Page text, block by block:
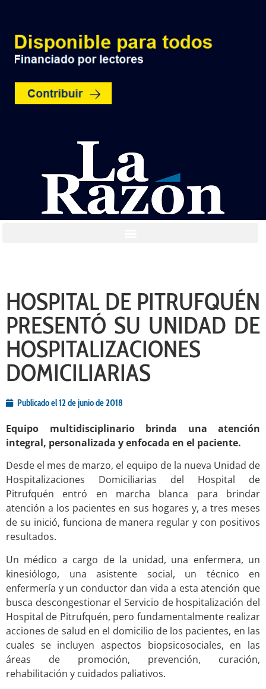
HOSPITAL DE PITRUFQUÉN
PRESENTÓ SU UNIDAD DE
HOSPITALIZACIONES
DOMICILIARIAS
Publicado el12 de junio de 2018
Equipo multidisciplinario brinda una atención
integral, personalizada y enfocada en el paciente.
Desde el mes de marzo, el equipo de la nueva Unidad de
Hospitalizaciones Domiciliarias del Hospital de
Pitrufquén entró en marcha blanca para brindar
atención a los pacientes en sus hogares y, a tres meses
de su inició, funciona de manera regular y con positivos
resultados.
Un médico a cargo de la unidad, una enfermera, un
kinesiólogo, una asistente social, un técnico en
enfermería y un conductor dan vida a esta atención que
busca descongestionar el Servicio de hospitalización del
Hospital de Pitrufquén, pero fundamentalmente realizar
acciones de salud en el domicilio de los pacientes, en las
cuales se incluyen aspectos biopsicosociales, en las
áreas de promoción, prevención, curación,
rehabilitación y cuidados paliativos.